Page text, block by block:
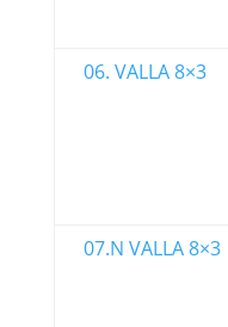
06. VALLA 8×3
07.N VALLA 8×3